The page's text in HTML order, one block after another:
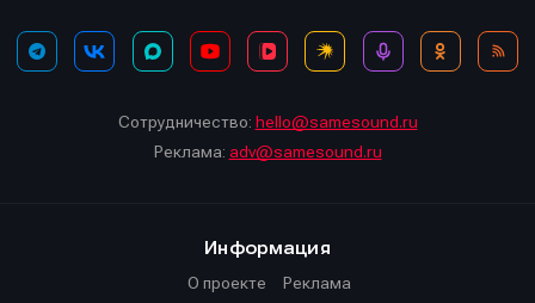
Сотрудничество: hello@samesound.ru
Реклама: adv@samesound.ru
Информация
О проекте
Реклама